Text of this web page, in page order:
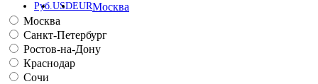
Руб.USDEURМосква
Москва
Санкт-Петербург
Ростов-на-Дону
Краснодар
Сочи